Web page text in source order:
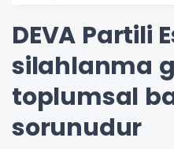
DEVA Partili
silahlanma
toplumsal
sorunudur